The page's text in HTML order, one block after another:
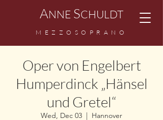
ANNE SCHULDT
MEZZOSOPRANO
Oper von Engelbert
Humperdinck „Hänsel
und Gretel“
Wed, Dec 03
  |
Hannover